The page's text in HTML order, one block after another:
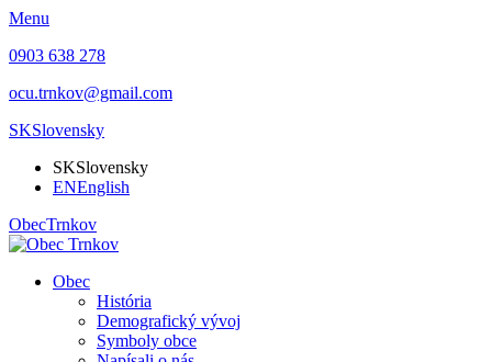
Menu
0903 638 278
ocu.trnkov@gmail.com
SKSlovensky
SKSlovensky
ENEnglish
ObecTrnkov
Obec
História
Demografický vývoj
Symboly obce